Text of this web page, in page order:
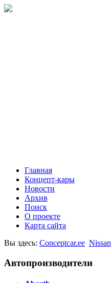
Главная
Концепт-кары
Новости
Архив
Поиск
О проекте
Карта сайта
Вы здесь: Conceptcar.ee Nissan
Автопроизводители